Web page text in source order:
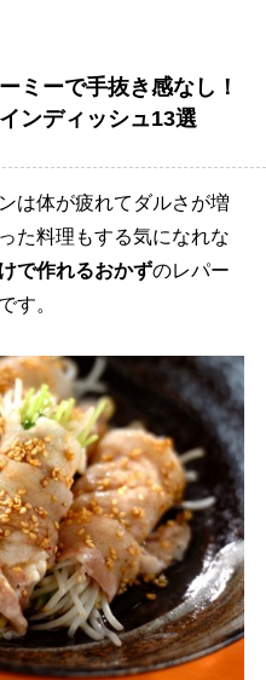
ミーで手抜き感なし！
ンディッシュ13選
は体が疲れてダルさが増
た料理もする気になれな
で作れるおかずのレパー
す。